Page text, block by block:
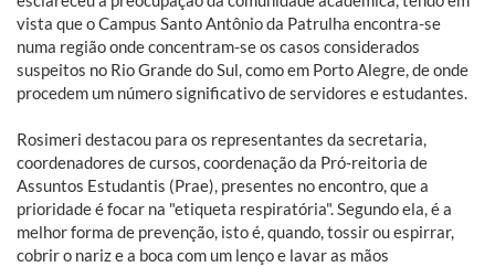
vista que o Campus Santo Antônio da Patrulha encontra-se
numa região onde concentram-se os casos considerados
suspeitos no Rio Grande do Sul, como em Porto Alegre, de onde
procedem um número significativo de servidores e estudantes.
Rosimeri destacou para os representantes da secretaria,
coordenadores de cursos, coordenação da Pró-reitoria de
Assuntos Estudantis (Prae), presentes no encontro, que a
prioridade é focar na "etiqueta respiratória". Segundo ela, é a
melhor forma de prevenção, isto é, quando, tossir ou espirrar,
cobrir o nariz e a boca com um lenço e lavar as mãos